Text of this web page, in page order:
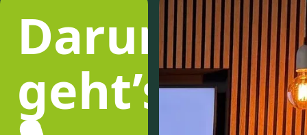
Darum
geht’s